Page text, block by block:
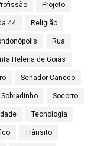
Projeto
44 Religião
Rua
Helena de Goiás
Senador Canedo
Sobradinho Socorro
Tecnologia
Trânsito